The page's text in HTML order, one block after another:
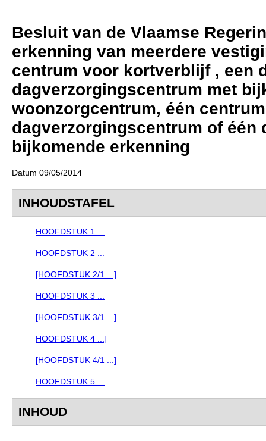
Besluit van de Vlaamse
erkenning van meerdere
centrum voor kortverblijf , een
dagverzorgingscentrum met
woonzorgcentrum, één
dagverzorgingscentrum of één
bijkomende erkenning
Datum 09/05/2014
INHOUDSTAFEL
HOOFDSTUK 1 ...
HOOFDSTUK 2 ...
[HOOFDSTUK 2/1 ...]
HOOFDSTUK 3 ...
[HOOFDSTUK 3/1 ...]
HOOFDSTUK 4 ...]
[HOOFDSTUK 4/1 ...]
HOOFDSTUK 5 ...
INHOUD